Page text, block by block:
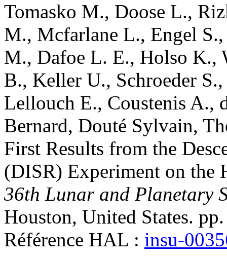
Tomasko M., Doose L.,
M., Mcfarlane L., Engel S.
M., Dafoe L. E., Holso K.,
B., Keller U., Schroeder S.
Lellouch E., Coustenis A.,
Bernard, Douté Sylvain,
First Results from the
(DISR) Experiment on the
36th Lunar and Planetary
Houston, United States.
Référence HAL : insu-